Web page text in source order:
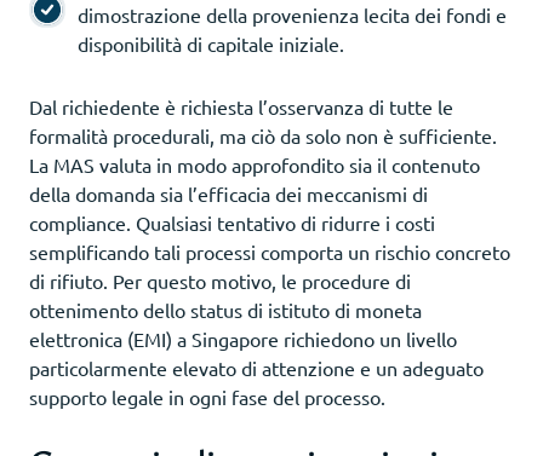
dimostrazione della provenienza lecita dei fondi e
disponibilità di capitale iniziale.
Dal richiedente è richiesta l’osservanza di tutte le
formalità procedurali, ma ciò da solo non è sufficiente.
La MAS valuta in modo approfondito sia il contenuto
della domanda sia l’efficacia dei meccanismi di
compliance. Qualsiasi tentativo di ridurre i costi
semplificando tali processi comporta un rischio concreto
di rifiuto. Per questo motivo, le procedure di
ottenimento dello status di istituto di moneta
elettronica (EMI) a Singapore richiedono un livello
particolarmente elevato di attenzione e un adeguato
supporto legale in ogni fase del processo.